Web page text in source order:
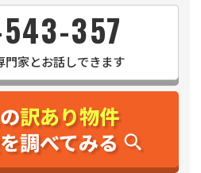
357
門家とお話しできます
訳あり物件
調べてみる